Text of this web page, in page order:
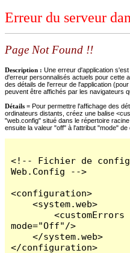
Erreur du serveur
Page Not Found !!
Description : Une erreur d'application
d'erreur personnalisés actuels pour cette
des détails de l'erreur de l'application
peuvent être affichés par les navigateurs
Détails = Pour permettre l'affichage des
ordinateurs distants, créez une balise
"web.config" situé dans le répertoire
ensuite la valeur "off" à l'attribut "mode"
<!-- Fichier de
Web.Config -->
<configuration>
    <system.web>
        <customErrors
mode="Off"/>
    </system.web>
</configuration>